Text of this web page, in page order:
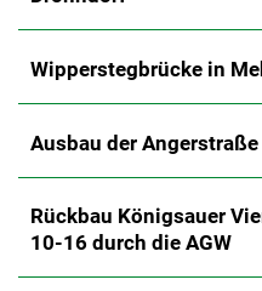
Wipperstegbrücke in
Ausbau der
Rückbau Königsauer
10-16 durch die AGW